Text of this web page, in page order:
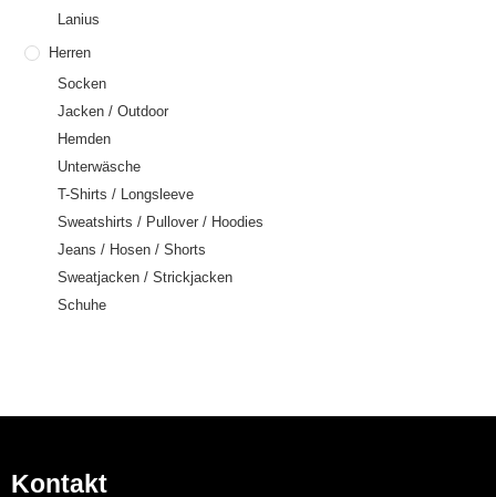
Lanius
Herren
Socken
Jacken / Outdoor
Hemden
Unterwäsche
T-Shirts / Longsleeve
Sweatshirts / Pullover / Hoodies
Jeans / Hosen / Shorts
Sweatjacken / Strickjacken
Schuhe
Kontakt